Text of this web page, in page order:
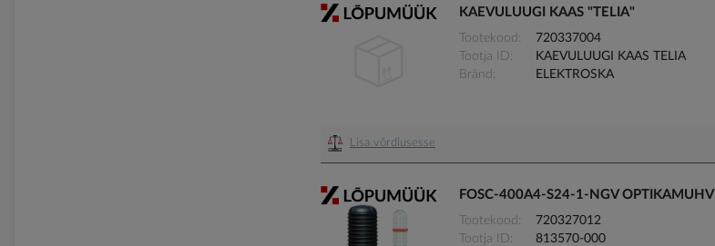
KAEVULUUGI KAAS "TELIA"
Tootekood
720337004
Tootja ID
KAEVULUUGI KAAS TELIA
Bränd
ELEKTROSKA
Lisa võrdlusesse
FOSC-400A4-S24-1-NGV OPTIKAMUHV
Tootekood
720327012
Tootja ID
813570-000